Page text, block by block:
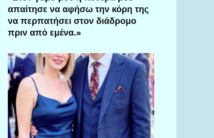
απαίτησε να αφήσω την κόρη της
να περπατήσει στον διάδρομο
πριν από εμένα.»